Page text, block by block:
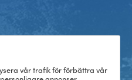
vår trafik för förbättra vår